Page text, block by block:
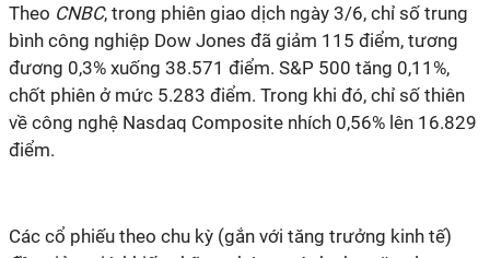
Theo CNBC, trong phiên giao dịch ngày 3/6, chỉ số trung
bình công nghiệp Dow Jones đã giảm 115 điểm, tương
đương 0,3% xuống 38.571 điểm. S&P 500 tăng 0,11%,
chốt phiên ở mức 5.283 điểm. Trong khi đó, chỉ số thiên
về công nghệ Nasdaq Composite nhích 0,56% lên 16.829
điểm.
Các cổ phiếu theo chu kỳ (gắn với tăng trưởng kinh tế)